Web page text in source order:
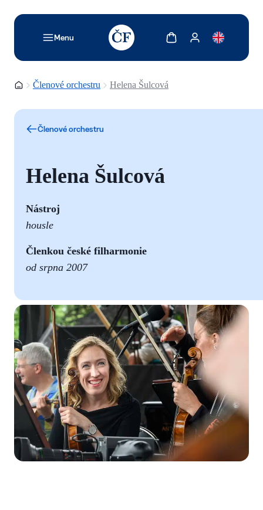
Menu
TODO: Add description for reader
Zobrazit košíkZobrazit můj účet
Domovská stránka
Členové orchestru Helena Šulcová
Členové orchestru
Helena Šulcová
Nástroj
housle
Členkou české filharmonie
od srpna 2007